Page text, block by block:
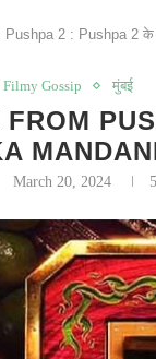
Pushpa 2 : Pushpa 2
Filmy Gossip मुंबई
March 20, 2024